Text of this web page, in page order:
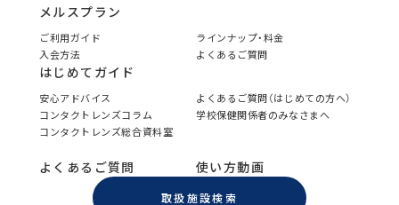
メルスプラン
ご利用ガイド
ラインナップ・料金
入会方法
よくあるご質問
はじめてガイド
安心アドバイス
よくあるご質問（はじめての方へ）
コンタクトレンズコラム
学校保健関係者のみなさまへ
コンタクトレンズ総合資料室
よくあるご質問 使い方動画
取扱施設検索